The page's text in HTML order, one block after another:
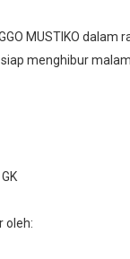
MUSTIKO dalam
menghibur
oleh: